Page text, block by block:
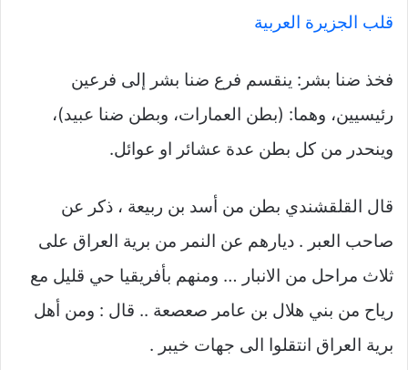
قلب الجزيرة العربية
فخذ ضنا بشر: ينقسم فرع ضنا بشر إلى فرعين
رئيسيين، وهما: (بطن العمارات، وبطن ضنا عبيد)،
وينحدر من كل بطن عدة عشائر او عوائل.
قال القلقشندي بطن من أسد بن ربيعة ، ذكر عن
صاحب العبر . ديارهم عن النمر من برية العراق على
ثلاث مراحل من الانبار … ومنهم بأفريقيا حي قليل مع
رياح من بني هلال بن عامر صعصعة .. قال : ومن أهل
برية العراق انتقلوا الى جهات خيبر .